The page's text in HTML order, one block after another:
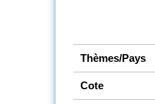
Thèmes/Pays
Cote